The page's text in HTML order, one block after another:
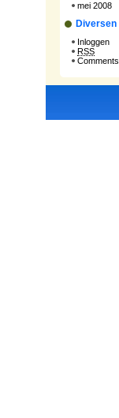
mei 2008
Diversen
Inloggen
RSS
Comments